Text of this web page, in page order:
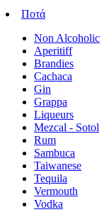
Ποτά
Non Alcoholic
Aperitiff
Brandies
Cachaca
Gin
Grappa
Liqueurs
Mezcal - Sotol
Rum
Sambuca
Taiwanese
Tequila
Vermouth
Vodka